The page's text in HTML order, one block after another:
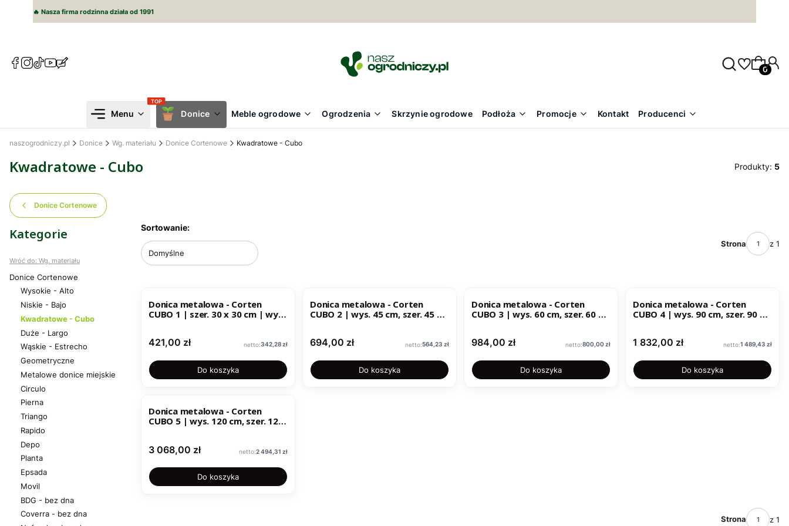
🔥 Nasza firma rodzinna działa od 1991
(Otwiera
(Otwiera
(Otwiera
(Otwiera
(Otwiera
karcie)
Menu Donice Meble ogrodowe Ogrodzenia Skrzynie ogrodowe Podłoża Promocje Kontakt Producenci
naszogrodniczy.pl Donice Wg. materiału Donice Cortenowe Kwadratowe - Cubo
Kwadratowe - Cubo Produkty: 5
Donice Cortenowe
Kategorie
Wróć do: Wg. materiału
Donice Cortenowe
Wysokie - Alto
Niskie - Bajo
Kwadratowe - Cubo
Duże - Largo
Wąskie - Estrecho
Geometryczne
Metalowe donice miejskie
Circulo
Pierna
Triango
Rapido
Depo
Planta
Epsada
Movil
BDG - bez dna
Coverra - bez dna
Lista produktów
Sortowanie:
Domyślne
Strona z 1
Donica metalowa - Corten
CUBO 1 | szer. 30 x 30 cm | wys.
Cena
421,00 zł Cena
342,28 zł
Do koszyka
Donica metalowa - Corten
CUBO 2 | wys. 45 cm, szer. 45 x
Cena
694,00 zł Cena
564,23 zł
Do koszyka
Donica metalowa - Corten
CUBO 3 | wys. 60 cm, szer. 60 x
Cena
984,00 zł Cena
800,00 zł
Do koszyka
Donica metalowa - Corten
CUBO 4 | wys. 90 cm, szer. 90 x
Cena
1 832,00 zł Cena
1 489,43 zł
Do koszyka
Donica metalowa - Corten
CUBO 5 | wys. 120 cm, szer. 120
Cena
3 068,00 zł Cena
2 494,31 zł
Do koszyka
Strona z 1